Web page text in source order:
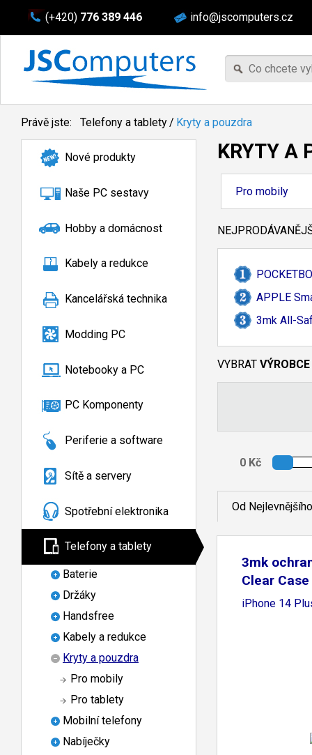
(+420) 776 389 446 info@jscomputers.cz
Právě jste: Telefony a tablety/ Kryty a pouzdra
Nové produkty
Naše PC sestavy
Hobby a domácnost
Kabely a redukce
Kancelářská technika
Modding PC
Notebooky a PC
PC Komponenty
Periferie a software
Sítě a servery
Spotřební elektronika
Telefony a tablety
Baterie
Držáky
Handsfree
Kabely a redukce
Kryty a pouzdra
Pro mobily
Pro tablety
Mobilní telefony
Nabíječky
KRYTY A
Pro mobily
APPLE
3mk All-
VYBRAT VÝROBCE
Od Nejlevnějšího
3mk
Clear
iPhone 14